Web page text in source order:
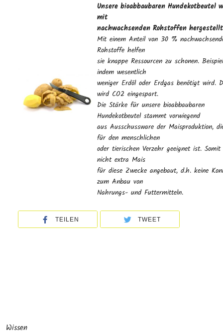
Unsere bioabbaubaren Hundekotbeutel
mit
nachwachsenden Rohstoffen
Mit einem Anteil von 30 %
Rohstoffe helfen
sie knappe Ressourcen zu schonen.
indem wesentlich
weniger Erdöl oder Erdgas benötigt wird.
wird CO2 eingespart.
Die Stärke für unsere bioabbaubaren
Hundekotbeutel stammt vorwiegend
aus Ausschussware der Maisproduktion,
für den menschlichen
oder tierischen Verzehr geeignet ist. Somit
nicht extra Mais
für diese Zwecke angebaut, d.h. keine
zum Anbau von
Nahrungs- und Futtermitteln.
TEILEN TWEET
Wissen